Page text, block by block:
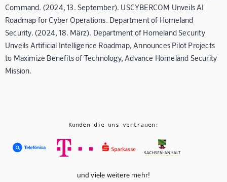
Command. (2024, 13. September). USCYBERCOM Unveils AI
Roadmap for Cyber Operations. Department of Homeland
Security. (2024, 18. März). Department of Homeland Security
Unveils Artificial Intelligence Roadmap, Announces Pilot Projects
to Maximize Benefits of Technology, Advance Homeland Security
Mission.
Kunden die uns vertrauen:
und viele weitere mehr!